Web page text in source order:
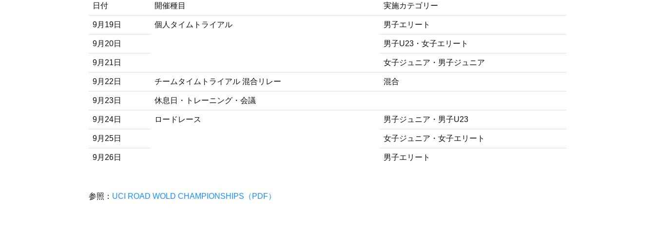
日付 開催種目 実施カテゴリー
9月19日 個人タイムトライアル 男子エリート
9月20日 男子U23・女子エリート
9月21日 女子ジュニア・男子ジュニア
9月22日 チームタイムトライアル 混合リレー 混合
9月23日 休息日・トレーニング・会議
9月24日 ロードレース 男子ジュニア・男子U23
9月25日 女子ジュニア・女子エリート
9月26日 男子エリート
参照： UCI ROAD WOLD CHAMPIONSHIPS（PDF）